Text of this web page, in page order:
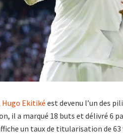
Hugo Ekitiké est devenu l’un des
il a marqué 18 buts et délivré 6
un taux de titularisation de